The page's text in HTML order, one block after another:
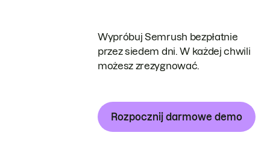
Wypróbuj Semrush bezpłatnie
przez siedem dni. W każdej chwili
możesz zrezygnować.
Rozpocznij darmowe demo